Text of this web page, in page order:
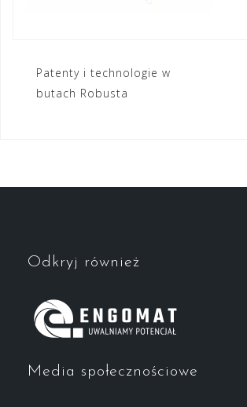
Nawigacja
wpisu
Patenty i technologie w
butach Robusta
Odkryj również
Media społecznościowe